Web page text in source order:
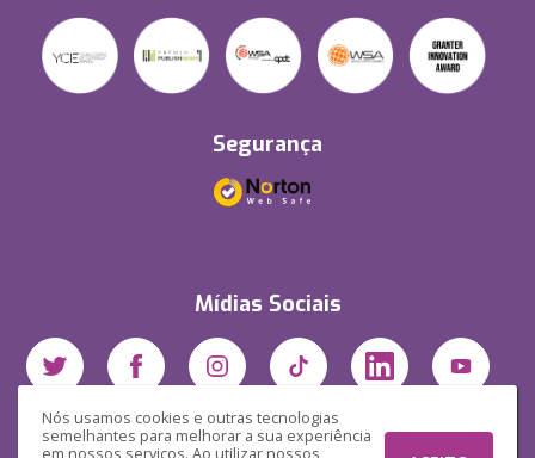
Nós usamos cookies e outras tecnologias
semelhantes para melhorar a sua experiência
em nossos serviços. Ao utilizar nossos
Segurança
Mídias Sociais